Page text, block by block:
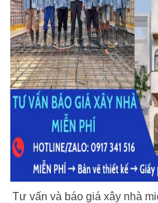
Tư vấn và báo giá xây nhà